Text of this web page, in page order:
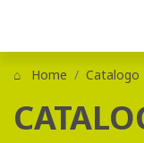
Home Catalogo